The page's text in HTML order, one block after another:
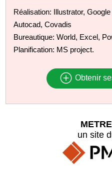
Réalisation: Illustrator,
Autocad, Covadis
Bureautique: World, Excel,
Planification: MS project.
Obtenir
un site